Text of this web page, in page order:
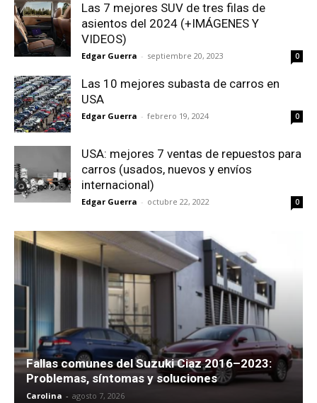
Las 7 mejores SUV de tres filas de
asientos del 2024 (+IMÁGENES Y
VIDEOS)
Edgar Guerra - septiembre 20, 2023 0
Las 10 mejores subasta de carros en
USA
Edgar Guerra - febrero 19, 2024 0
USA: mejores 7 ventas de repuestos para
carros (usados, nuevos y envíos
internacional)
Edgar Guerra - octubre 22, 2022 0
Fallas comunes del Suzuki Ciaz 2016–2023:
Problemas, síntomas y soluciones
Carolina - agosto 7, 2026